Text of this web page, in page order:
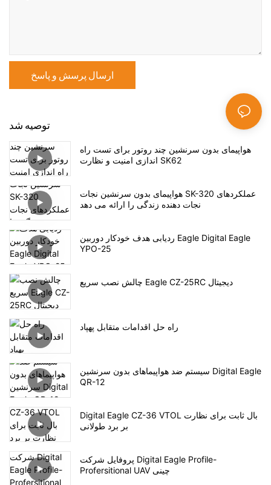
ارسال پرسش و پاسخ
توصیه شد
هواپیمای بدون سرنشین چند روتور برای تست راه
اندازی امنیت و نظارت SK62
هواپیمای بدون سرنشین نجات SK-320 عملکردهای
نجات دهنده زندگی را ارائه می دهد
ردیابی هدف خودکار دوربین Eagle Digital Eagle
YPO-25
چالش نصب سریع Eagle CZ-25RC دیجیتال
راه حل اقدامات متقابل پهپاد
سیستم ضد هواپیماهای بدون سرنشین Digital Eagle
QR-12
Digital Eagle CZ-36 VTOL بال ثابت برای نظارت
بر برد طولانی
پروفایل شرکت Digital Eagle Profile-
Profersitional UAV چینی